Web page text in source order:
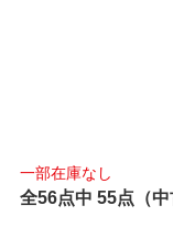
一部在庫なし
全56点中 55点（中